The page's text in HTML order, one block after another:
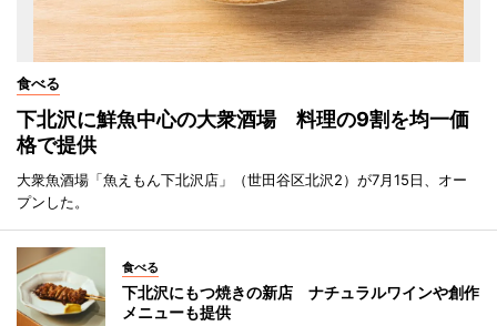
食べる
下北沢に鮮魚中心の大衆酒場 料理の9割を均一価
格で提供
大衆魚酒場「魚えもん下北沢店」（世田谷区北沢2）が7月15日、オー
プンした。
食べる
下北沢にもつ焼きの新店 ナチュラルワインや創作
メニューも提供